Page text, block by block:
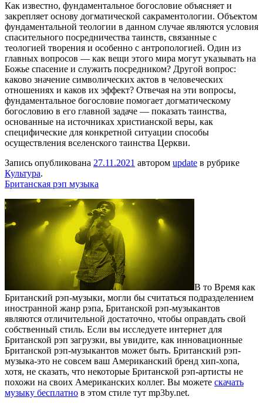
Как известно, фундаментальное богословие объясняет и
закрепляет основу догматической сакраментологии. Объектом
фундаментальной теологии в данном случае являются условия
спасительного посредничества таинств, связанные с
теологией творения и особенно с антропологией. Один из
главных вопросов — как вещи этого мира могут указывать на
Божье спасение и служить посредником? Другой вопрос:
каково значение символических актов в человеческих
отношениях и каков их эффект? Отвечая на эти вопросы,
фундаментальное богословие помогает догматическому
богословию в его главной задаче — показать таинства,
основанные на источниках христианской веры, как
специфические для конкретной ситуации способы
осуществления вселенского таинства Церкви.
Запись опубликована 27.11.2021 автором update в рубрике
Культура.
Британская рэп музыка
В то Время как
Британский рэп-музыки, могли бы считаться подразделением
иностранной жанр рэпа, Британской рэп-музыкантов
являются отличительной достаточно, чтобы оправдать свой
собственный стиль. Если вы исследуете интернет для
Британской рэп загрузки, вы увидите, как инновационные
Британской рэп-музыкантов может быть. Британский рэп-
музыка-это не совсем ваш Американский бренд хип-хопа,
хотя, не сказать, что некоторые Британской рэп-артисты не
похожи на своих Американских коллег. Вы можете скачать
музыку бесплатно в этом стиле тут mp3by.net.